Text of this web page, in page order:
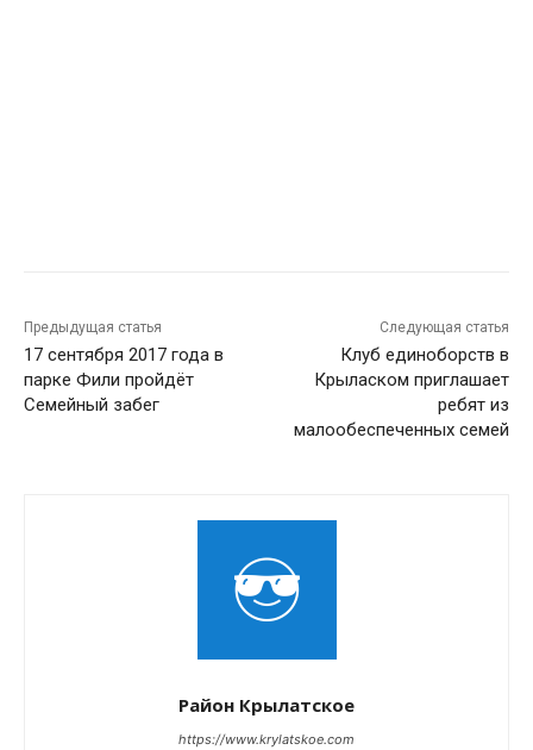
Предыдущая статья
17 сентября 2017 года в
парке Фили пройдёт
Семейный забег
Следующая статья
Клуб единоборств в
Крыласком приглашает
ребят из
малообеспеченных семей
Район Крылатское
https://www.krylatskoe.com